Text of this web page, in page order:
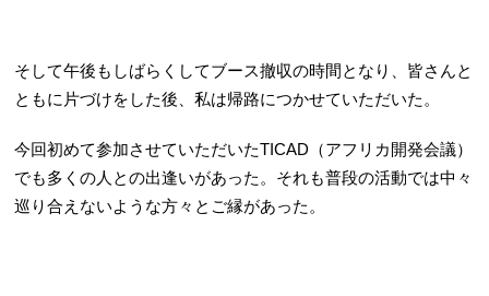
そして午後もしばらくしてブース撤収の時間となり、皆さんと
ともに片づけをした後、私は帰路につかせていただいた。
今回初めて参加させていただいたTICAD（アフリカ開発会議）
でも多くの人との出逢いがあった。それも普段の活動では中々
巡り合えないような方々とご縁があった。